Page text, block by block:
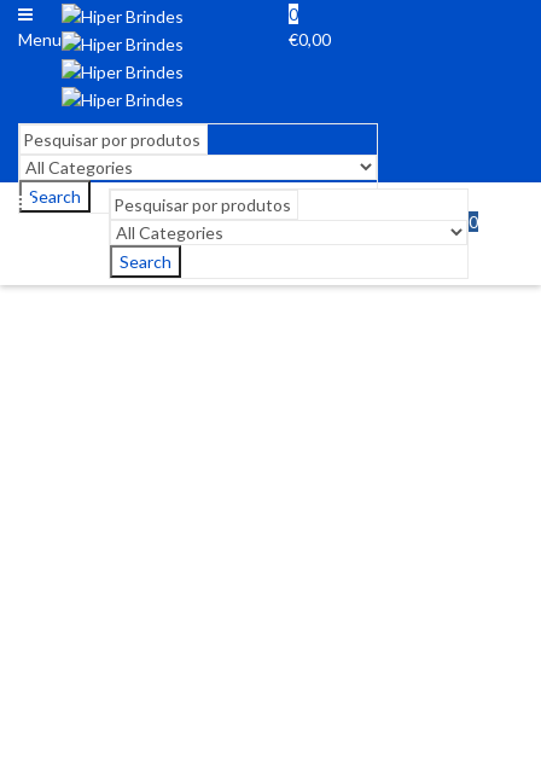
Menu
0
€0,00
Search
Search
0